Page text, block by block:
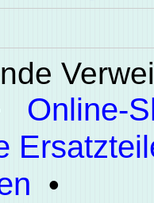
Online-
•